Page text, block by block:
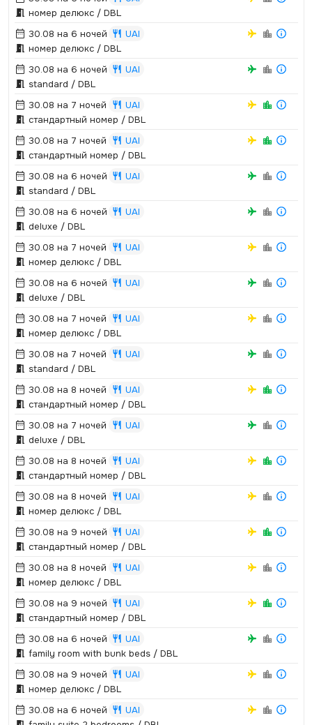
номер делюкс / DBL
30.08 на 6 ночей
UAI
номер делюкс / DBL
30.08 на 6 ночей
UAI
standard / DBL
30.08 на 7 ночей
UAI
стандартный номер / DBL
30.08 на 7 ночей
UAI
стандартный номер / DBL
30.08 на 6 ночей
UAI
standard / DBL
30.08 на 6 ночей
UAI
deluxe / DBL
30.08 на 7 ночей
UAI
номер делюкс / DBL
30.08 на 6 ночей
UAI
deluxe / DBL
30.08 на 7 ночей
UAI
номер делюкс / DBL
30.08 на 7 ночей
UAI
standard / DBL
30.08 на 8 ночей
UAI
стандартный номер / DBL
30.08 на 7 ночей
UAI
deluxe / DBL
30.08 на 8 ночей
UAI
стандартный номер / DBL
30.08 на 8 ночей
UAI
номер делюкс / DBL
30.08 на 9 ночей
UAI
стандартный номер / DBL
30.08 на 8 ночей
UAI
номер делюкс / DBL
30.08 на 9 ночей
UAI
стандартный номер / DBL
30.08 на 6 ночей
UAI
family room with bunk beds / DBL
30.08 на 9 ночей
UAI
номер делюкс / DBL
30.08 на 6 ночей
UAI